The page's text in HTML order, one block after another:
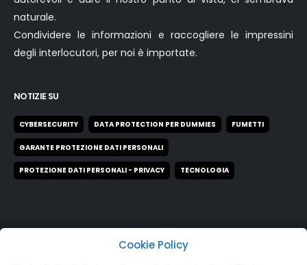
Cookie Policy
naturale.
Condividere le informazioni e raccogliere le impressini
degli interlocutori, per noi è importate.
CYBERSECURITY DATA PROTECTION PER DUMMIES FUMETTI
GARANTE PROTEZIONE DATI PERSONALI
PROTEZIONE DATI PERSONALI - PRIVACY TECNOLOGIA